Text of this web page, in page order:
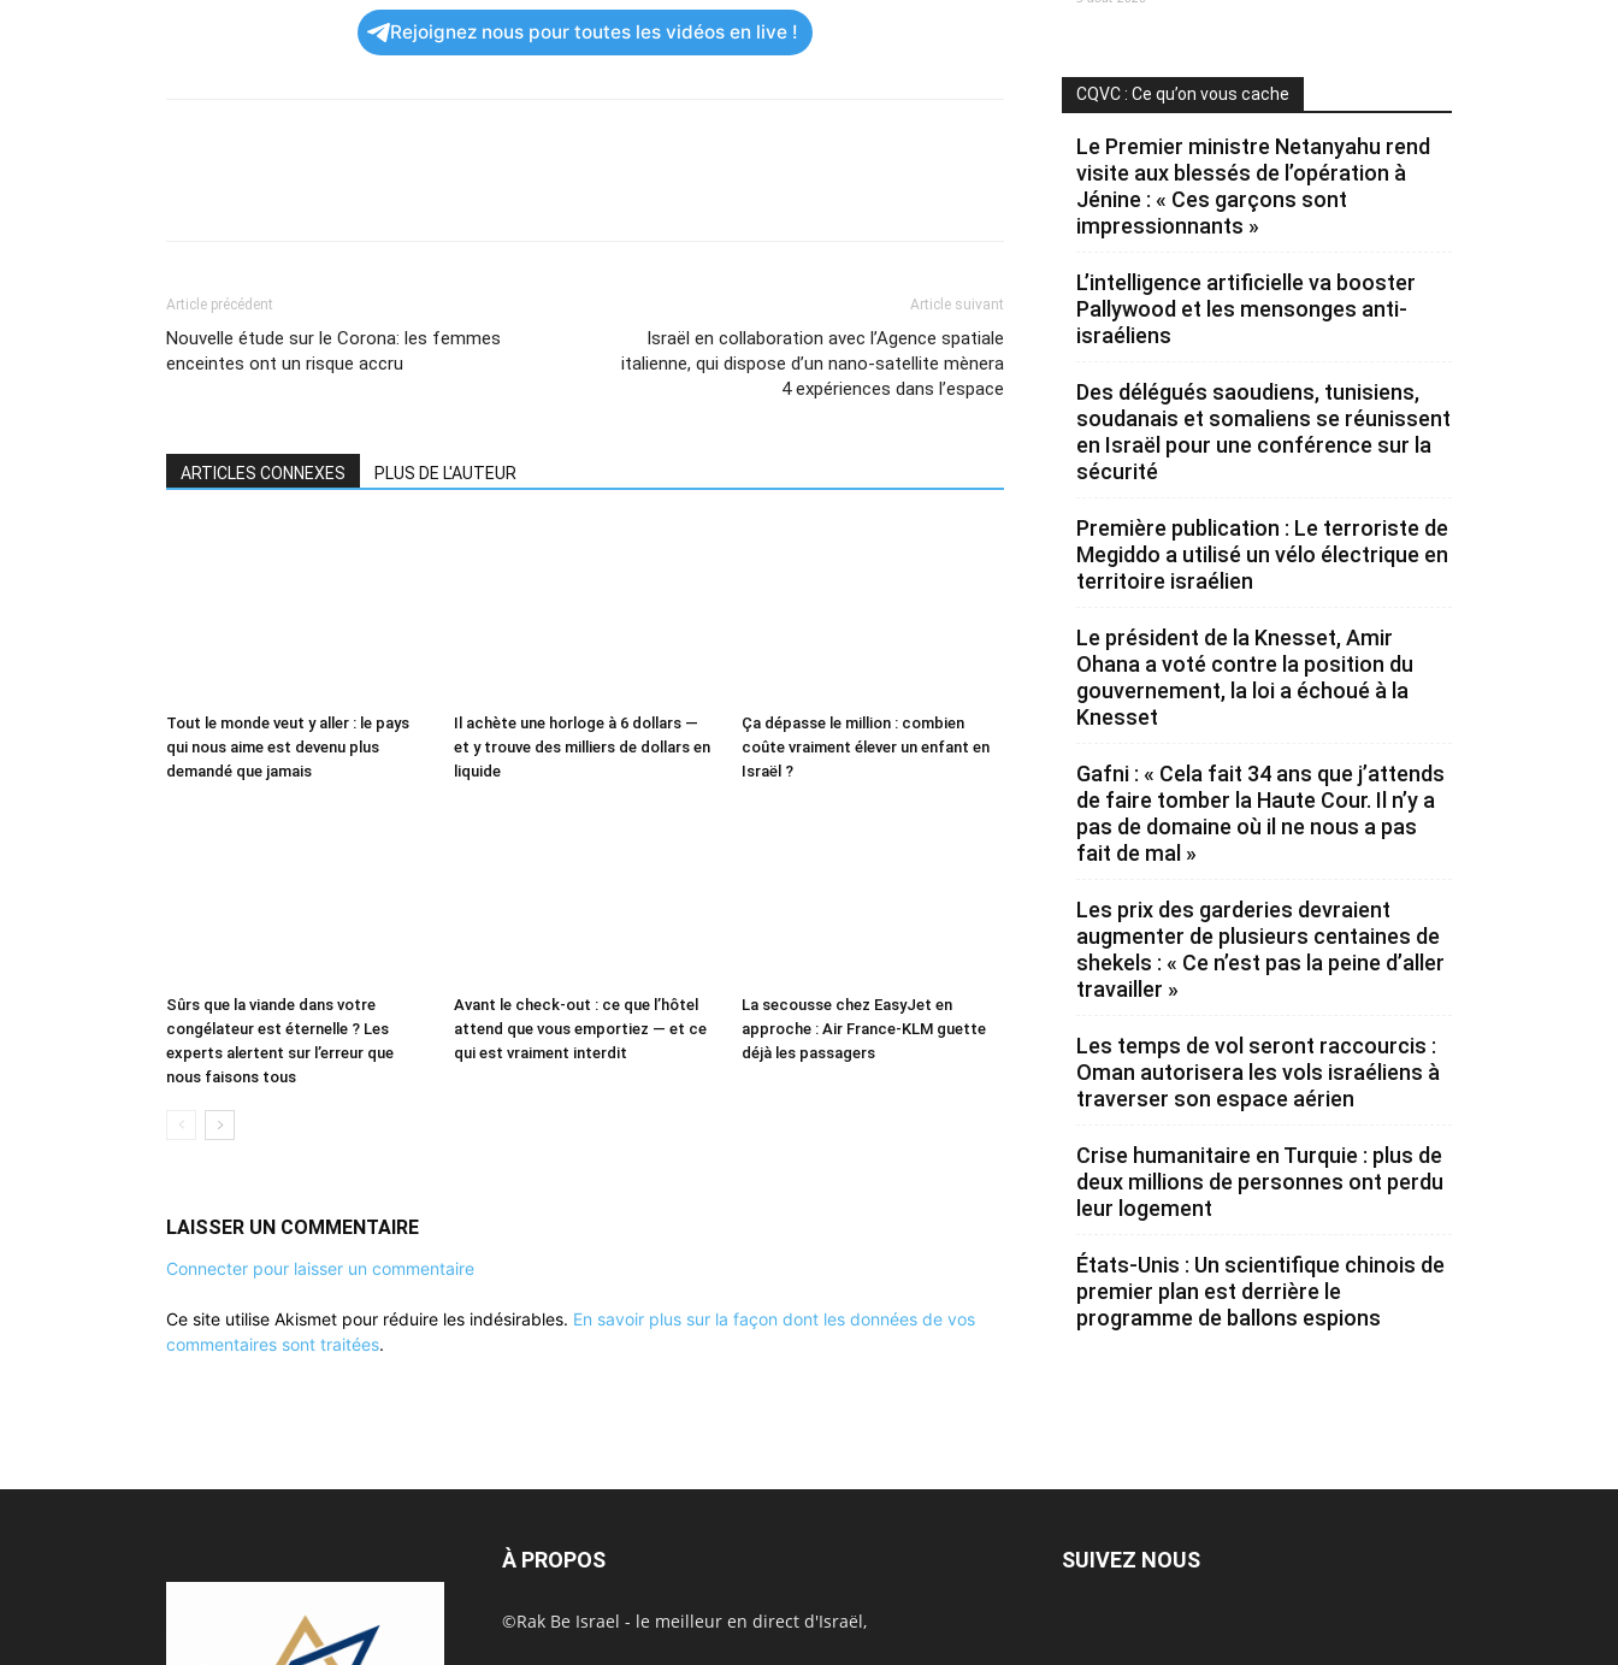
Rejoignez nous pour toutes les vidéos en live !
Article précédent
Nouvelle étude sur le Corona: les femmes
enceintes ont un risque accru
Article suivant
Israël en collaboration avec l’Agence spatiale
italienne, qui dispose d’un nano-satellite mènera
4 expériences dans l’espace
ARTICLES CONNEXES PLUS DE L'AUTEUR
Tout le monde veut y aller : le pays
qui nous aime est devenu plus
demandé que jamais
Il achète une horloge à 6 dollars —
et y trouve des milliers de dollars en
liquide
Ça dépasse le million : combien
coûte vraiment élever un enfant en
Israël ?
Sûrs que la viande dans votre
congélateur est éternelle ? Les
experts alertent sur l’erreur que
nous faisons tous
Avant le check-out : ce que l’hôtel
attend que vous emportiez — et ce
qui est vraiment interdit
La secousse chez EasyJet en
approche : Air France-KLM guette
déjà les passagers
LAISSER UN COMMENTAIRE
Connecter pour laisser un commentaire
Ce site utilise Akismet pour réduire les indésirables. En savoir plus sur la façon dont les données de vos
commentaires sont traitées.
CQVC : Ce qu’on vous cache
Le Premier ministre Netanyahu rend
visite aux blessés de l’opération à
Jénine : « Ces garçons sont
impressionnants »
L’intelligence artificielle va booster
Pallywood et les mensonges anti-
israéliens
Des délégués saoudiens, tunisiens,
soudanais et somaliens se réunissent
en Israël pour une conférence sur la
sécurité
Première publication : Le terroriste de
Megiddo a utilisé un vélo électrique en
territoire israélien
Le président de la Knesset, Amir
Ohana a voté contre la position du
gouvernement, la loi a échoué à la
Knesset
Gafni : « Cela fait 34 ans que j’attends
de faire tomber la Haute Cour. Il n’y a
pas de domaine où il ne nous a pas
fait de mal »
Les prix des garderies devraient
augmenter de plusieurs centaines de
shekels : « Ce n’est pas la peine d’aller
travailler »
Les temps de vol seront raccourcis :
Oman autorisera les vols israéliens à
traverser son espace aérien
Crise humanitaire en Turquie : plus de
deux millions de personnes ont perdu
leur logement
États-Unis : Un scientifique chinois de
premier plan est derrière le
programme de ballons espions
À PROPOS
©Rak Be Israel - le meilleur en direct d'Israël,
SUIVEZ NOUS